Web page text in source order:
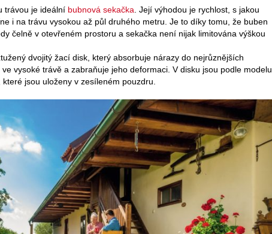
trávou je ideální bubnová sekačka . Její výhodou je rychlost, s jakou
i na trávu vysokou až půl druhého metru. Je to díky tomu, že buben
čelně v otevřeném prostoru a sekačka není nijak limitována výškou
dvojitý žací disk, který absorbuje nárazy do nejrůznějších
vysoké trávě a zabraňuje jeho deformaci. V disku jsou podle modelu
jsou uloženy v zesíleném pouzdru.